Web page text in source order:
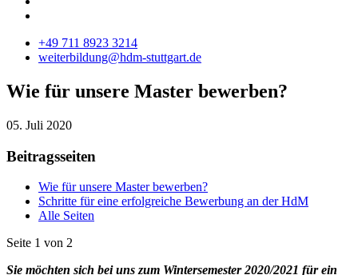
+49 711 8923 3214
weiterbildung@hdm-stuttgart.de
Wie für unsere Master bewerben?
05. Juli 2020
Beitragsseiten
Wie für unsere Master bewerben?
Schritte für eine erfolgreiche Bewerbung an der HdM
Alle Seiten
Seite 1 von 2
Sie möchten sich bei uns zum Wintersemester 2020/2021 für ein